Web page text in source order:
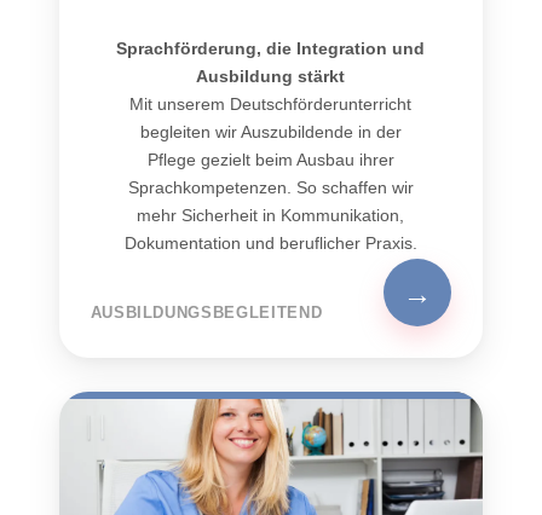
Sprachförderung, die Integration und
Ausbildung stärkt
Mit unserem Deutschförderunterricht
begleiten wir Auszubildende in der
Pflege gezielt beim Ausbau ihrer
Sprachkompetenzen. So schaffen wir
mehr Sicherheit in Kommunikation,
Dokumentation und beruflicher Praxis.
AUSBILDUNGSBEGLEITEND
→